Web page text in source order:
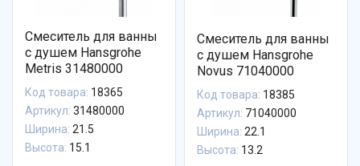
Смеситель для ванны
с душем Hansgrohe
Metris 31480000
Код товара: 18365
Артикул: 31480000
Ширина: 21.5
Высота: 15.1
Смеситель для ванны
с душем Hansgrohe
Novus 71040000
Код товара: 18385
Артикул: 71040000
Ширина: 22.1
Высота: 13.2